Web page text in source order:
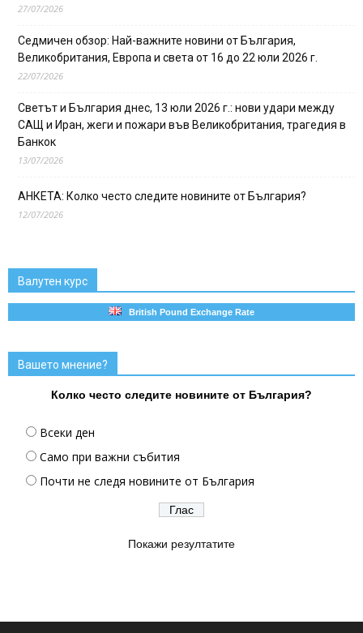
27/07/2026
Седмичен обзор: Най-важните новини от България,
Великобритания, Европа и света от 16 до 22 юли 2026 г.
22/07/2026
Светът и България днес, 13 юли 2026 г.: нови удари между
САЩ и Иран, жеги и пожари във Великобритания, трагедия в
Банкок
13/07/2026
АНКЕТА: Колко често следите новините от България?
12/07/2026
Валутен курс
British Pound Exchange Rate
Вашето мнение?
Колко често следите новините от България?
Всеки ден
Само при важни събития
Почти не следя новините от България
Покажи резултатите